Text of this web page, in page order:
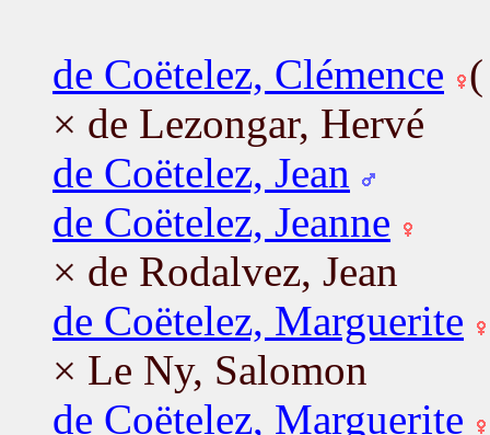
de Coëtelez, Clémence
× de Lezongar, Hervé
de Coëtelez, Jean
de Coëtelez, Jeanne
× de Rodalvez, Jean
de Coëtelez, Marguerite
× Le Ny, Salomon
de Coëtelez, Marguerite